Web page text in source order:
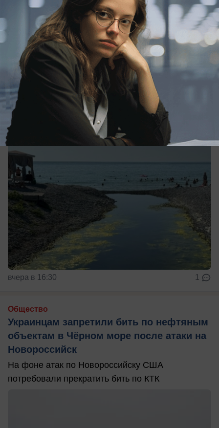
вчера в 17:45 1
Общество
Новороссийцы спасают лагуну как могут:
проран копают лопатой, а мальки
погибают не дождавшись помощи
Чиновники пока не прикладывают усилий
вчера в 16:30 1
Общество
Украинцам запретили бить по нефтяным
объектам в Чёрном море после атаки на
Новороссийск
На фоне атак по Новороссийску США
потребовали прекратить бить по КТК